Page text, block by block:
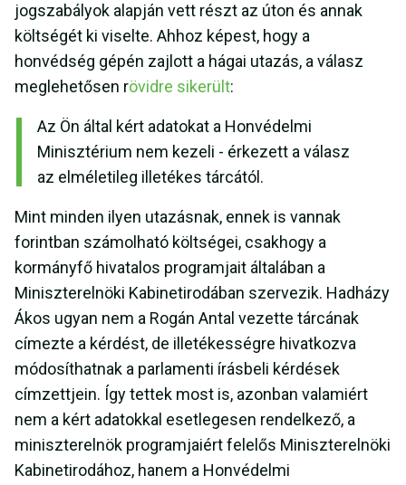
jogszabályok alapján vett részt az úton és annak
költségét ki viselte. Ahhoz képest, hogy a
honvédség gépén zajlott a hágai utazás, a válasz
meglehetősen rövidre sikerült:
Az Ön által kért adatokat a Honvédelmi
Minisztérium nem kezeli - érkezett a válasz
az elméletileg illetékes tárcától.
Mint minden ilyen utazásnak, ennek is vannak
forintban számolható költségei, csakhogy a
kormányfő hivatalos programjait általában a
Miniszterelnöki Kabinetirodában szervezik. Hadházy
Ákos ugyan nem a Rogán Antal vezette tárcának
címezte a kérdést, de illetékességre hivatkozva
módosíthatnak a parlamenti írásbeli kérdések
címzettjein. Így tettek most is, azonban valamiért
nem a kért adatokkal esetlegesen rendelkező, a
miniszterelnök programjaiért felelős Miniszterelnöki
Kabinetirodához, hanem a Honvédelmi